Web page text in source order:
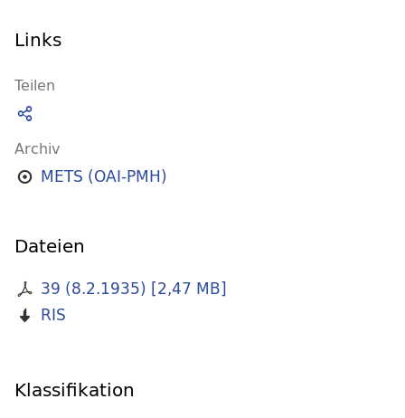
Links
Teilen
Archiv
METS (OAI-PMH)
Dateien
39 (8.2.1935) [2,47 MB]
RIS
Klassifikation